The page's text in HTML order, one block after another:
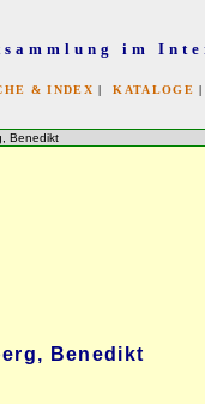
im
& INDEX |KATALOGE
Benedikt
Benedikt